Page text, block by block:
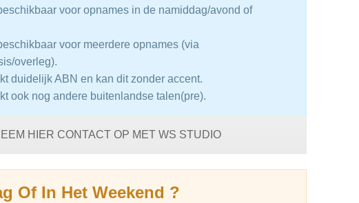
voor opnames in de namiddag/avond of
voor meerdere opnames (via
overleg).
duidelijk ABN en kan dit zonder accent.
ook nog andere buitenlandse talen(pre).
HIER CONTACT OP MET WS STUDIO
Of In Het Weekend ?